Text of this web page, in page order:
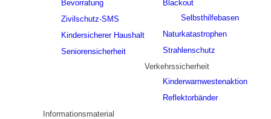
Bevorratung
Zivilschutz-SMS
Kindersicherer Haushalt
Seniorensicherheit
Blackout
Selbsthilfebasen
Naturkatastrophen
Strahlenschutz
Verkehrssicherheit
Kinderwarnwestenaktion
Reflektorbänder
Informationsmaterial